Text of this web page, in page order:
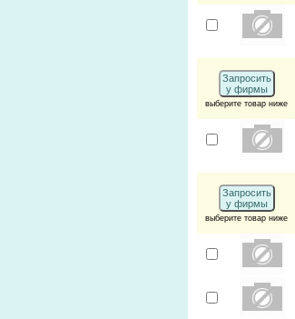
Запросить
у фирмы
выберите товар ниже
Запросить
у фирмы
выберите товар ниже